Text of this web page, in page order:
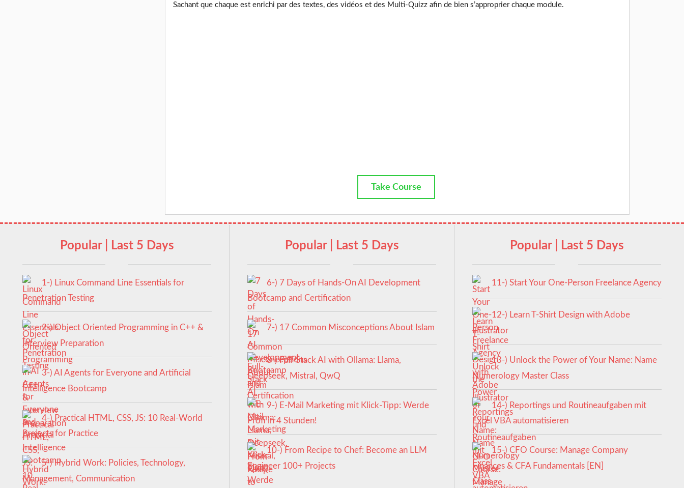
Sachant que chaque est enrichi par des textes, des vidéos et des Multi-Quizz afin de bien s’approprier chaque module.
Take Course
Popular | Last 5 Days
1-) Linux Command Line Essentials for
Penetration Testing
2-) Object Oriented Programming in C++ &
Interview Preparation
3-) AI Agents for Everyone and Artificial
Intelligence Bootcamp
4-) Practical HTML, CSS, JS: 10 Real-World
Projects for Practice
5-) Hybrid Work: Policies, Technology,
Management, Communication
Popular | Last 5 Days
6-) 7 Days of Hands-On AI Development
Bootcamp and Certification
7-) 17 Common Misconceptions About Islam
8-) Full-Stack AI with Ollama: Llama,
Deepseek, Mistral, QwQ
9-) E-Mail Marketing mit Klick-Tipp: Werde
Profi in 4 Stunden!
10-) From Recipe to Chef: Become an LLM
Engineer 100+ Projects
Popular | Last 5 Days
11-) Start Your One-Person Freelance Agency
12-) Learn T-Shirt Design with Adobe
Illustrator
13-) Unlock the Power of Your Name: Name
Numerology Master Class
14-) Reportings und Routineaufgaben mit
Excel VBA automatisieren
15-) CFO Course: Manage Company
Finances & CFA Fundamentals [EN]